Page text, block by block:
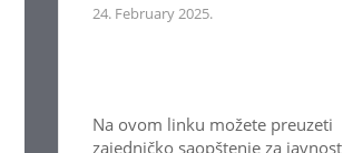
24. February 2025.
Na ovom linku možete preuzeti
zajedničko saopštenje za javnost